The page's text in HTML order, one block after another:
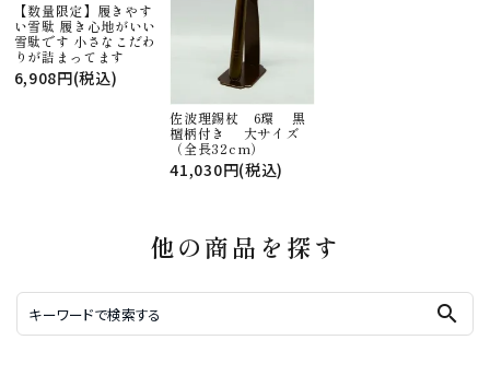
【数量限定】履きやす
い雪駄 履き心地がいい
雪駄です 小さなこだわ
りが詰まってます
6,908円(税込)
佐波理錫杖 6環 黒
檀柄付き 大サイズ
（全長32cm）
41,030円(税込)
他の商品を探す
search